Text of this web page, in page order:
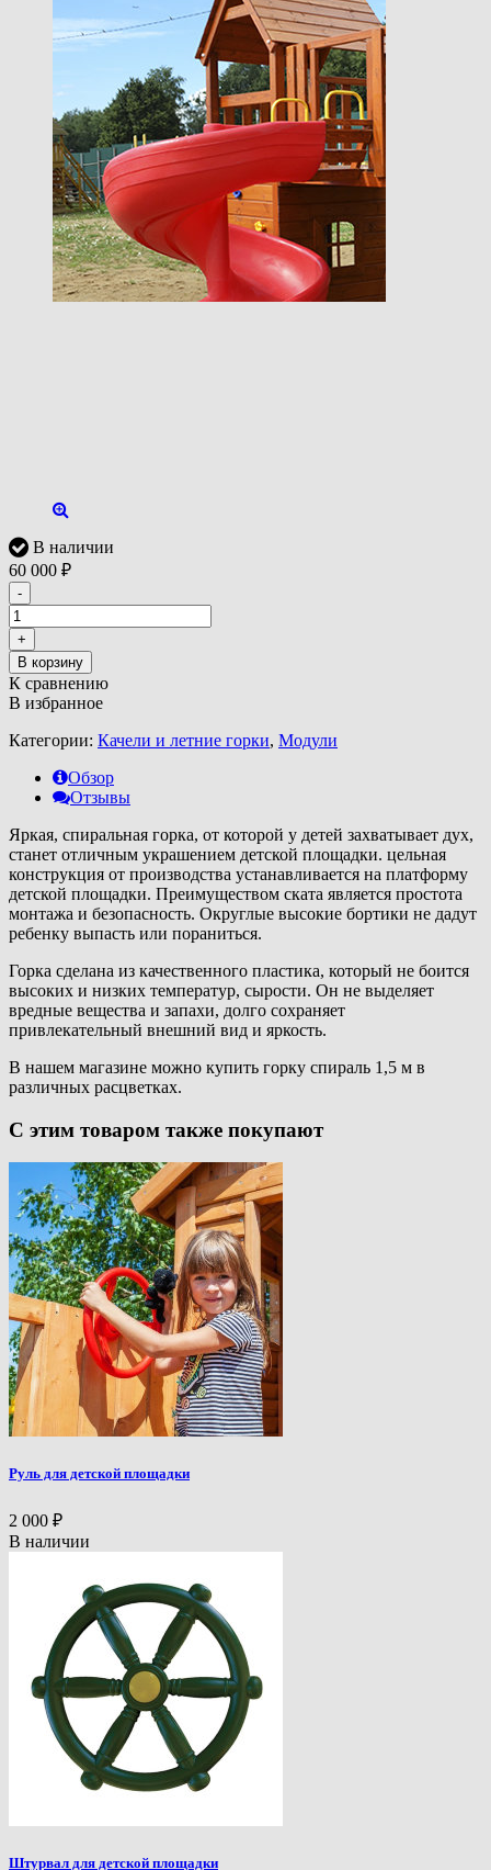
В наличии
60 000 ₽
-
+
В корзину
К сравнению
В избранное
Категории: Качели и летние горки, Модули
Обзор
Отзывы
Яркая, спиральная горка, от которой у детей захватывает дух,
станет отличным украшением детской площадки. цельная
конструкция от производства устанавливается на платформу
детской площадки. Преимуществом ската является простота
монтажа и безопасность. Округлые высокие бортики не дадут
ребенку выпасть или пораниться.
Горка сделана из качественного пластика, который не боится
высоких и низких температур, сырости. Он не выделяет
вредные вещества и запахи, долго сохраняет
привлекательный внешний вид и яркость.
В нашем магазине можно купить горку спираль 1,5 м в
различных расцветках.
С этим товаром также покупают
Руль для детской площадки
2 000 ₽
В наличии
Штурвал для детской площадки